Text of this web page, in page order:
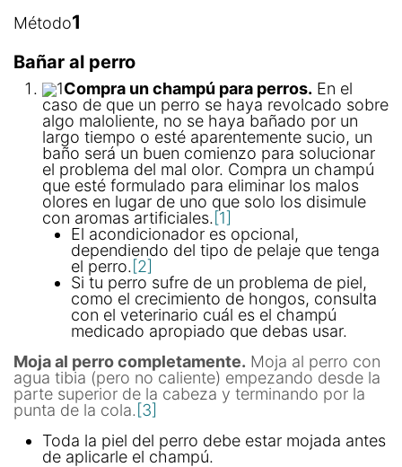
Método1
Bañar al perro
1Compra un champú para perros. En el
caso de que un perro se haya revolcado sobre
algo maloliente, no se haya bañado por un
largo tiempo o esté aparentemente sucio, un
baño será un buen comienzo para solucionar
el problema del mal olor. Compra un champú
que esté formulado para eliminar los malos
olores en lugar de uno que solo los disimule
con aromas artificiales. [1]
El acondicionador es opcional,
dependiendo del tipo de pelaje que tenga
el perro. [2]
Si tu perro sufre de un problema de piel,
como el crecimiento de hongos, consulta
con el veterinario cuál es el champú
medicado apropiado que debas usar.
Moja al perro completamente. Moja al perro con
agua tibia (pero no caliente) empezando desde la
parte superior de la cabeza y terminando por la
punta de la cola. [3]
Toda la piel del perro debe estar mojada antes
de aplicarle el champú.